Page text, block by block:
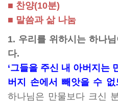
■ 찬양(10분)
■ 말씀과 삶 나눔
1. 우리를 위하시는 하나
다.
‘그들을 주신 내 아버지는
버지 손에서 빼앗을 수 없
하나님은 만물보다 크신